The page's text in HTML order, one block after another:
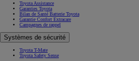
Toyota Assistance
Garanties Toyota
Bilan de Santé Batterie Toyota
Garantie Confort Extracare
Campagnes de rappel
Systèmes de sécurité
Toyota T-Mate
Toyota Safety Sense